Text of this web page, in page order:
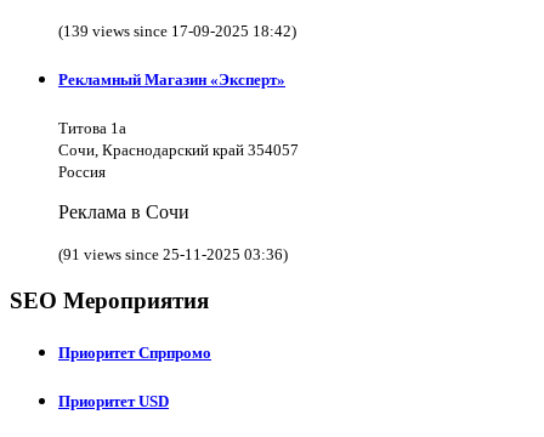
(139 views since 17-09-2025 18:42)
Рекламный Магазин «Эксперт»
Титова 1а
Сочи, Краснодарский край 354057
Россия
Реклама в Сочи
(91 views since 25-11-2025 03:36)
SEO Мероприятия
Приоритет Спрпромо
Приоритет USD